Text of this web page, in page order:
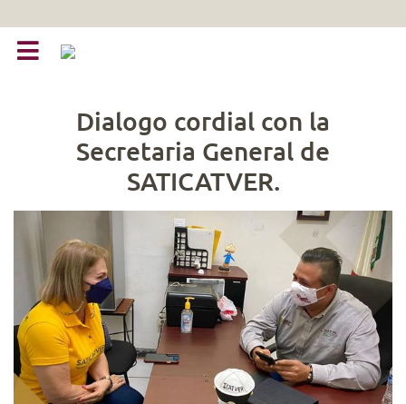
Dialogo cordial con la
Secretaria General de
SATICATVER.